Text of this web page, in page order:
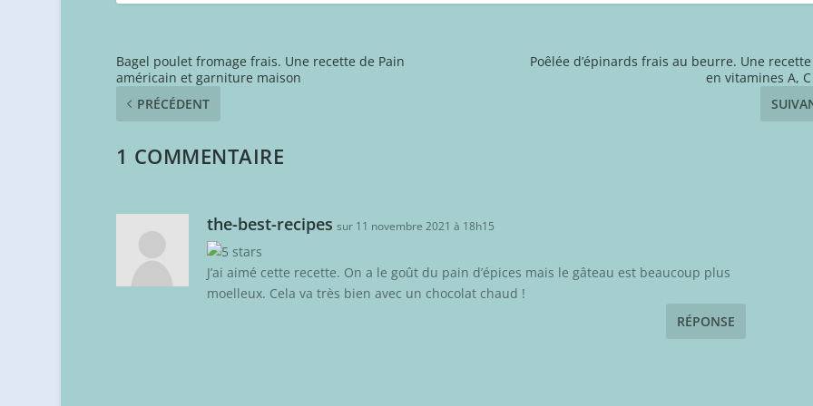
Bagel poulet fromage frais. Une recette de Pain
américain et garniture maison
PRÉCÉDENT
Poêlée d’épinards frais au beurre. Une
en vitamines A,
1 COMMENTAIRE
the-best-recipes sur 11 novembre 2021 à 18h15
J’ai aimé cette recette. On a le goût du pain d’épices mais le gâteau est beaucoup plus
moelleux. Cela va très bien avec un chocolat chaud !
RÉPONSE